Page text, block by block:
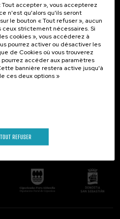
Intéressant...
Activités précédentes
Tout accepter », vous accepterez
n'est qu'alors qu'ils seront
le bouton « Tout refuser », aucun
ceux strictement nécessaires. Si
cookies », vous accéderez à
pourrez activer ou désactiver les
de Cookies où vous trouverez
accéder aux paramètres
bannière restera active jusqu'à
ces deux options »
TOUT REFUSER